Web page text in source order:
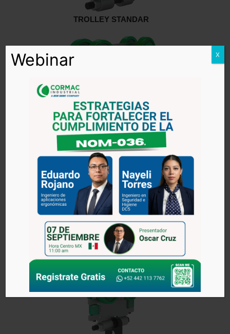
TROLLEY STANDAR
TROLLEY DE CARGA
TROLLEY DE REACCIÓN
Webinar X